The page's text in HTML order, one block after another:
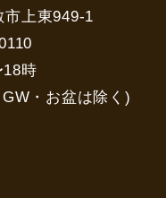
市上東949-1
時
・お盆は除く)